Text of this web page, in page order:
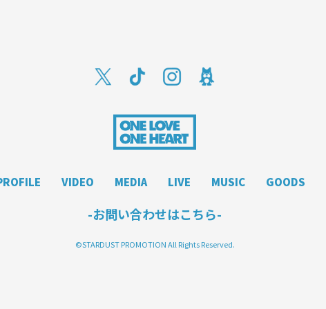
VIDEO MEDIA LIVE MUSIC GOODS
-お問い合わせはこちら-
©STARDUST PROMOTION All Rights Reserved.